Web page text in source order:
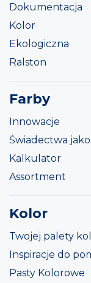
Dokumentacja
Kolor
Ekologiczna
Ralston
Farby
Innowacje
Świadectwa
Kalkulator
Assortment
Kolor
Twojej palety
Inspiracje do
Pasty Kolorowe